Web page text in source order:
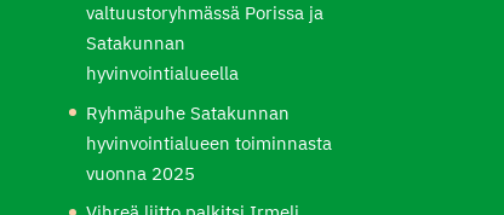
valtuustoryhmässä Porissa ja
Satakunnan
hyvinvointialueella
Ryhmäpuhe Satakunnan
hyvinvointialueen toiminnasta
vuonna 2025